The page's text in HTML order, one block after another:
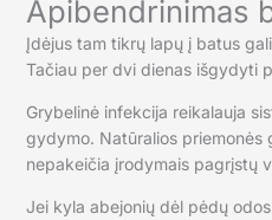
Apibendrinimas
Įdėjus tam tikrų lapų į batus
Tačiau per dvi dienas išgydyti
Grybelinė infekcija reikalauja
gydymo. Natūralios priemonės
nepakeičia įrodymais pagrįstų
Jei kyla abejonių dėl pėdų